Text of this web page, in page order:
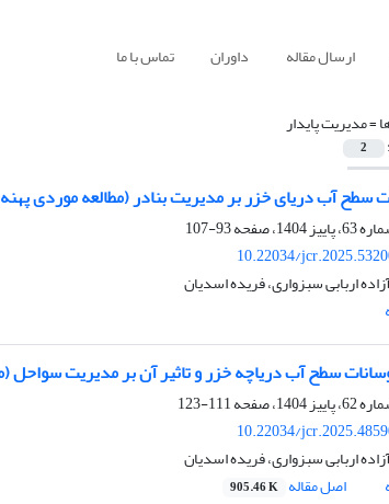
ارسال مقاله داوران تماس با ما
=مدیریت پایدار
2
سطح آب دریای خزر بر مدیریت بنادر (مطالعه موردی پهنه
93-107
10.22034/
اربابی سبزواری، فریده اسدیان
سطح آب دریاچه خزر و تاثیر آن بر مدیریت سواحل
111-123
10.22034/
اربابی سبزواری، فریده اسدیان
اصل مقاله 905.46 K